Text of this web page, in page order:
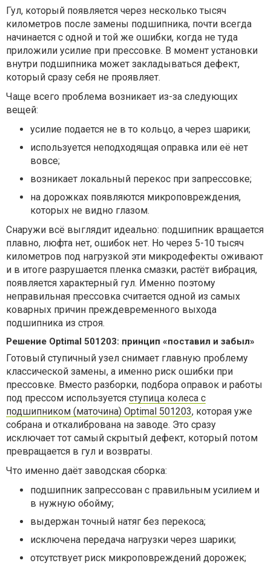
Гул, который появляется через несколько тысяч
километров после замены подшипника, почти всегда
начинается с одной и той же ошибки, когда не туда
приложили усилие при прессовке. В момент установки
внутри подшипника может закладываться дефект,
который сразу себя не проявляет.
Чаще всего проблема возникает из-за следующих
вещей:
усилие подается не в то кольцо, а через шарики;
используется неподходящая оправка или её нет
вовсе;
возникает локальный перекос при запрессовке;
на дорожках появляются микроповреждения,
которых не видно глазом.
Снаружи всё выглядит идеально: подшипник вращается
плавно, люфта нет, ошибок нет. Но через 5-10 тысяч
километров под нагрузкой эти микродефекты оживают
и в итоге разрушается пленка смазки, растёт вибрация,
появляется характерный гул. Именно поэтому
неправильная прессовка считается одной из самых
коварных причин преждевременного выхода
подшипника из строя.
Решение Optimal 501203: принцип «поставил и забыл»
Готовый ступичный узел снимает главную проблему
классической замены, а именно риск ошибки при
прессовке. Вместо разборки, подбора оправок и работы
под прессом используется ступица колеса с
подшипником (маточина) Optimal 501203, которая уже
собрана и откалибрована на заводе. Это сразу
исключает тот самый скрытый дефект, который потом
превращается в гул и возвраты.
Что именно даёт заводская сборка:
подшипник запрессован с правильным усилием и
в нужную обойму;
выдержан точный натяг без перекоса;
исключена передача нагрузки через шарики;
отсутствует риск микроповреждений дорожек;